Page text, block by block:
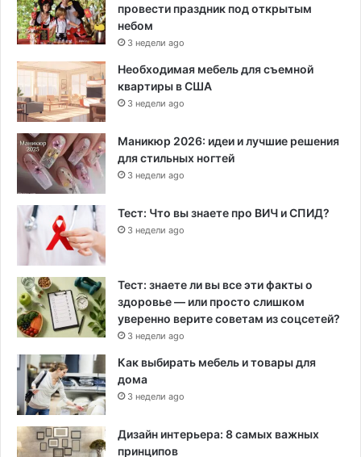
провести праздник под открытым
небом
3 недели ago
Необходимая мебель для съемной
квартиры в США
3 недели ago
Маникюр 2026: идеи и лучшие решения
для стильных ногтей
3 недели ago
Тест: Что вы знаете про ВИЧ и СПИД?
3 недели ago
Тест: знаете ли вы все эти факты о
здоровье — или просто слишком
уверенно верите советам из соцсетей?
3 недели ago
Как выбирать мебель и товары для
дома
3 недели ago
Дизайн интерьера: 8 самых важных
принципов